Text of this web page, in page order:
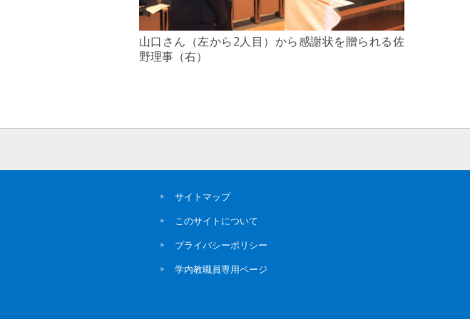
山口さん（左から2人目）から感謝状を贈られる佐
野理事（右）
サイトマップ
このサイトについて
プライバシーポリシー
学内教職員専用ページ